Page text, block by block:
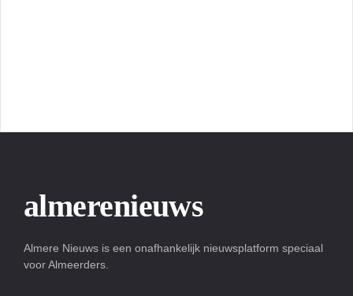
almerenieuws
Almere Nieuws is een onafhankelijk nieuwsplatform speciaal
voor Almeerders.